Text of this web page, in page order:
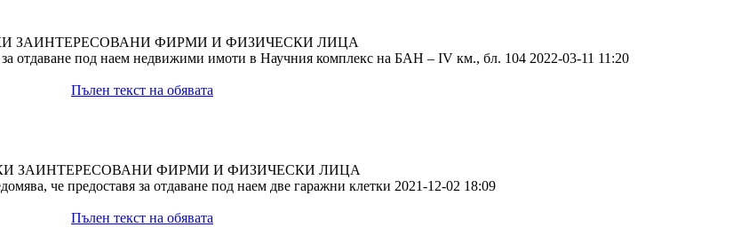
ЗАИНТЕРЕСОВАНИ ФИРМИ И ФИЗИЧЕСКИ ЛИЦА
отдаване под наем недвижими имоти в Научния комплекс на БАН – IV км., бл. 104 2022-03-11 11:20
Пълен текст на обявата
ЗАИНТЕРЕСОВАНИ ФИРМИ И ФИЗИЧЕСКИ ЛИЦА
че предоставя за отдаване под наем две гаражни клетки 2021-12-02 18:09
Пълен текст на обявата